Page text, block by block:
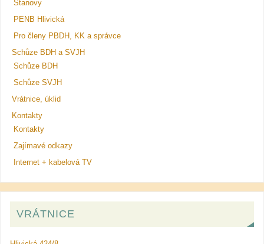
Stanovy
PENB Hlivická
Pro členy PBDH, KK a správce
Schůze BDH a SVJH
Schůze BDH
Schůze SVJH
Vrátnice, úklid
Kontakty
Kontakty
Zajímavé odkazy
Internet + kabelová TV
VRÁTNICE